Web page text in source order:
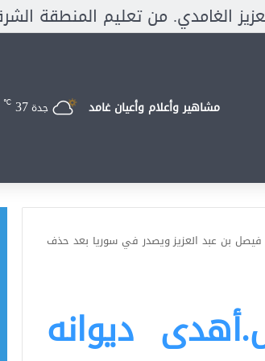
مشاهير وأعلام وأعيان غامد جدة37
℃
فيصل بن عبد العزيز ويصدر في سوريا بعد حذف
ديوانه